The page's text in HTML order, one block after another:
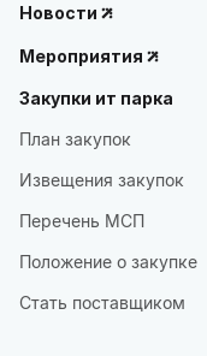
Новости
Мероприятия
Закупки ит парка
План закупок
Извещения закупок
Перечень МСП
Положение о закупке
Стать поставщиком